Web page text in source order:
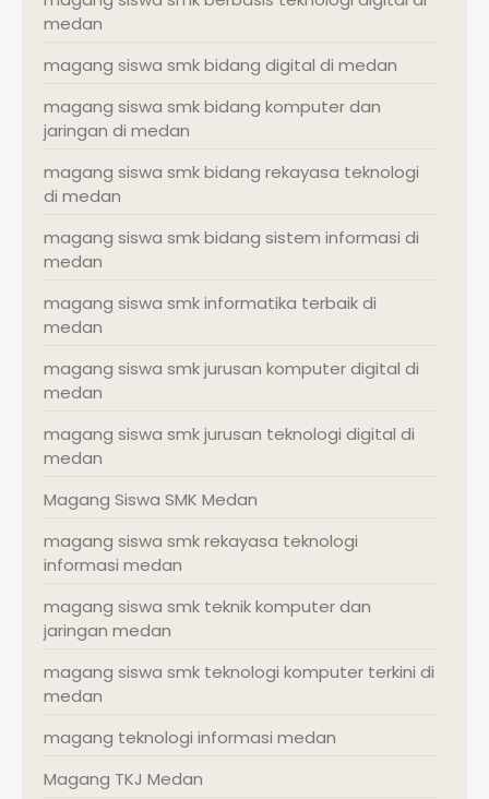
medan
magang siswa smk bidang digital di medan
magang siswa smk bidang komputer dan
jaringan di medan
magang siswa smk bidang rekayasa teknologi
di medan
magang siswa smk bidang sistem informasi di
medan
magang siswa smk informatika terbaik di
medan
magang siswa smk jurusan komputer digital di
medan
magang siswa smk jurusan teknologi digital di
medan
Magang Siswa SMK Medan
magang siswa smk rekayasa teknologi
informasi medan
magang siswa smk teknik komputer dan
jaringan medan
magang siswa smk teknologi komputer terkini di
medan
magang teknologi informasi medan
Magang TKJ Medan